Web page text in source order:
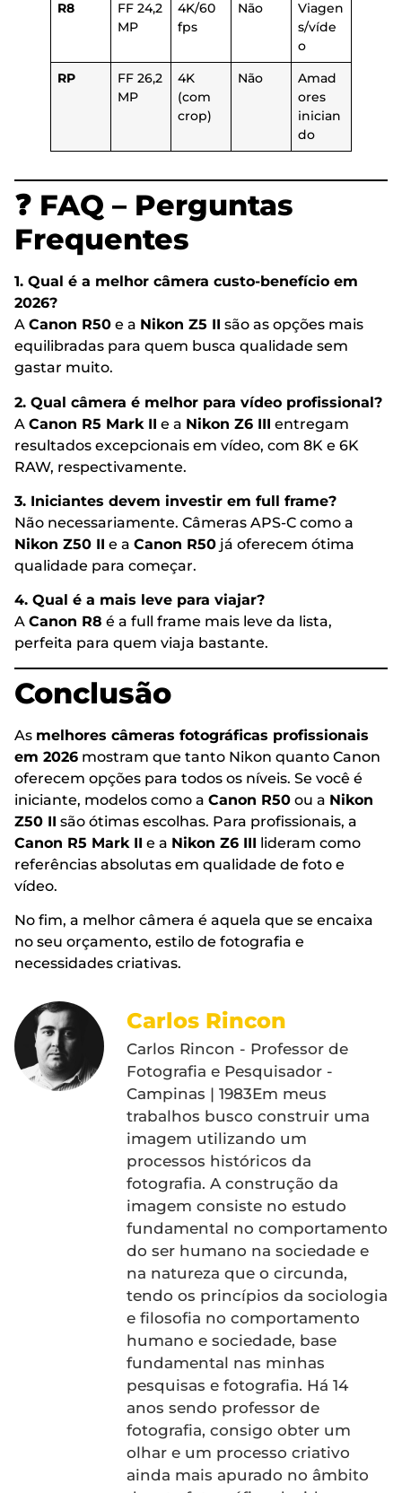
R8
FF 24,2
MP
4K/60
fps
Não
Viagen
s/víde
o
RP
FF 26,2
MP
4K
(com
crop)
Não
Amad
ores
inician
do
❓ FAQ – Perguntas
Frequentes
1. Qual é a melhor câmera custo-benefício em
2026?
A Canon R50 e a Nikon Z5 II são as opções mais
equilibradas para quem busca qualidade sem
gastar muito.
2. Qual câmera é melhor para vídeo profissional?
A Canon R5 Mark II e a Nikon Z6 III entregam
resultados excepcionais em vídeo, com 8K e 6K
RAW, respectivamente.
3. Iniciantes devem investir em full frame?
Não necessariamente. Câmeras APS-C como a
Nikon Z50 II e a Canon R50 já oferecem ótima
qualidade para começar.
4. Qual é a mais leve para viajar?
A Canon R8 é a full frame mais leve da lista,
perfeita para quem viaja bastante.
Conclusão
As melhores câmeras fotográficas profissionais
em 2026 mostram que tanto Nikon quanto Canon
oferecem opções para todos os níveis. Se você é
iniciante, modelos como a Canon R50 ou a Nikon
Z50 II são ótimas escolhas. Para profissionais, a
Canon R5 Mark II e a Nikon Z6 III lideram como
referências absolutas em qualidade de foto e
vídeo.
No fim, a melhor câmera é aquela que se encaixa
no seu orçamento, estilo de fotografia e
necessidades criativas.
Carlos Rincon
Carlos Rincon - Professor de
Fotografia e Pesquisador -
Campinas | 1983Em meus
trabalhos busco construir uma
imagem utilizando um
processos históricos da
fotografia. A construção da
imagem consiste no estudo
fundamental no comportamento
do ser humano na sociedade e
na natureza que o circunda,
tendo os princípios da sociologia
e filosofia no comportamento
humano e sociedade, base
fundamental nas minhas
pesquisas e fotografia. Há 14
anos sendo professor de
fotografia, consigo obter um
olhar e um processo criativo
ainda mais apurado no âmbito